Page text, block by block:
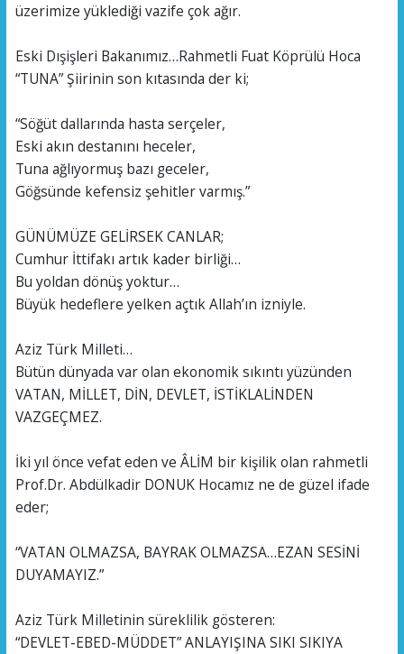
üzerimize yüklediği vazife çok ağır.
Eski Dışişleri Bakanımız…Rahmetli Fuat Köprülü Hoca
“TUNA” Şiirinin son kıtasında der ki;
“Söğüt dallarında hasta serçeler,
Eski akın destanını heceler,
Tuna ağlıyormuş bazı geceler,
Göğsünde kefensiz şehitler varmış.”
GÜNÜMÜZE GELİRSEK CANLAR;
Cumhur İttifakı artık kader birliği…
Bu yoldan dönüş yoktur…
Büyük hedeflere yelken açtık Allah’ın izniyle.
Aziz Türk Milleti…
Bütün dünyada var olan ekonomik sıkıntı yüzünden
VATAN, MİLLET, DİN, DEVLET, İSTİKLALİNDEN
VAZGEÇMEZ.
İki yıl önce vefat eden ve ÂLİM bir kişilik olan rahmetli
Prof.Dr. Abdülkadir DONUK Hocamız ne de güzel ifade
eder;
“VATAN OLMAZSA, BAYRAK OLMAZSA…EZAN SESİNİ
DUYAMAYIZ.”
Aziz Türk Milletinin süreklilik gösteren:
“DEVLET-EBED-MÜDDET” ANLAYIŞINA SIKI SIKIYA